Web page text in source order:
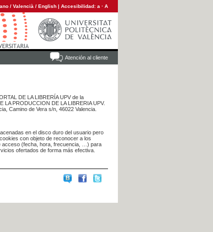
/ Valencià / English | Accesibilidad: a · A
Atención al cliente
DE LA LIBRERÍA UPV de la
LA PRODUCCION DE LA LIBRERIA UPV.
Camino de Vera s/n, 46022 Valencia.
en el disco duro del usuario pero
con objeto de reconocer a los
acceso (fecha, hora, frecuencia, …) para
ofertados de forma más efectiva.